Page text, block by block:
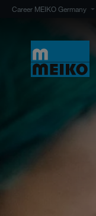
Career MEIKO Germany